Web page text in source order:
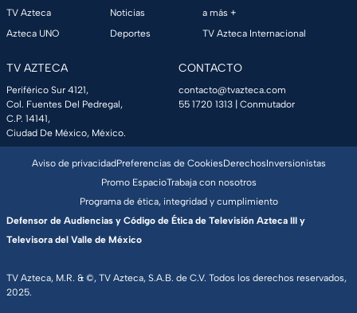
TV Azteca
Azteca UNO
Noticias
Deportes
a más +
TV Azteca Internacional
TV AZTECA
Periférico Sur 4121,
Col. Fuentes Del Pedregal,
C.P. 14141,
Ciudad De México, México.
CONTACTO
contacto@tvazteca.com
55 1720 1313 | Conmutador
TV Azteca, M.R. & ©, TV Azteca, S.A.B. de C.V. Todos los derechos reservados,
2025.
Aviso de privacidadPreferencias de CookiesDerechosInversionistas
Promo EspacioTrabaja con nosotros
Programa de ética, integridad y cumplimiento
Defensor de Audiencias y Código de Ética de Televisión Azteca III y
Televisora del Valle de México